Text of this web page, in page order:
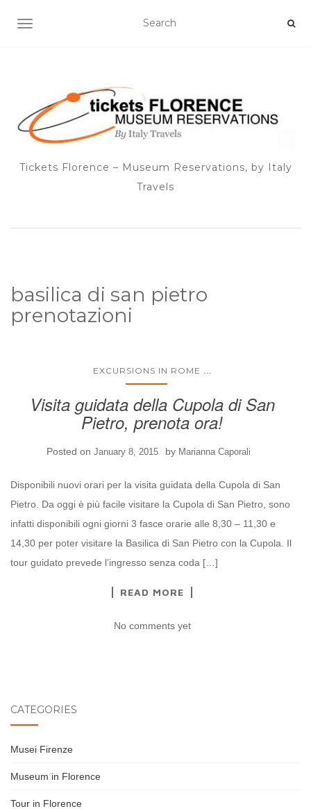
TOGGLE NAVIGATION
Tickets Florence – Museum Reservations, by Italy
Travels
basilica di san pietro
prenotazioni
EXCURSIONS IN ROME
Visita guidata della Cupola di San
Pietro, prenota ora!
Posted on January 8, 2015 by Marianna Caporali
Disponibili nuovi orari per la visita guidata della Cupola di San
Pietro. Da oggi è più facile visitare la Cupola di San Pietro, sono
infatti disponibili ogni giorni 3 fasce orarie alle 8,30 – 11,30 e
14,30 per poter visitare la Basilica di San Pietro con la Cupola. Il
tour guidato prevede l’ingresso senza coda […]
READ MORE
No comments yet
CATEGORIES
Musei Firenze
Museum in Florence
Tour in Florence